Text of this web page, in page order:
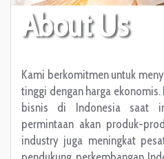
About Us
Kami berkomitmen untuk
tinggi dengan harga
bisnis di Indonesia saat
permintaan akan produk-
industry juga meningkat